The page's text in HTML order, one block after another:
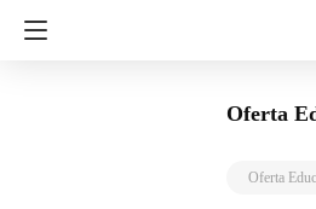
Oferta
Oferta